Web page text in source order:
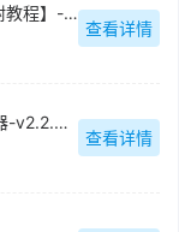
U大师U盘启动盘制作工具【附教程】-v【】
查看详情
鑫河QQ全自动无限加好友神器-v2.2.3.6
查看详情